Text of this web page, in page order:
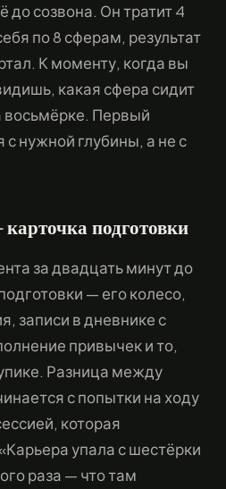
до созвона. Он тратит 4
по 8 сферам, результат
К моменту, когда вы
какая сфера сидит
восьмёрке. Первый
с нужной глубины, а не с
подготовки
за двадцать минут до
— его колесо,
записи в дневнике с
привычек и то,
Разница между
с попытки на ходу
которая
упала с шестёрки
раза — что там